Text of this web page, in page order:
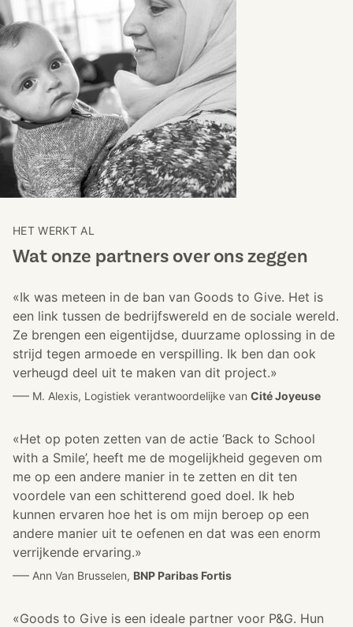
HET WERKT AL
Wat onze partners over ons zeggen
«Ik was meteen in de ban van Goods to Give. Het is
een link tussen de bedrijfswereld en de sociale wereld.
Ze brengen een eigentijdse, duurzame oplossing in de
strijd tegen armoede en verspilling. Ik ben dan ook
verheugd deel uit te maken van dit project.»
––– M. Alexis, Logistiek verantwoordelijke van Cité Joyeuse
«Het op poten zetten van de actie ‘Back to School
with a Smile’, heeft me de mogelijkheid gegeven om
me op een andere manier in te zetten en dit ten
voordele van een schitterend goed doel. Ik heb
kunnen ervaren hoe het is om mijn beroep op een
andere manier uit te oefenen en dat was een enorm
verrijkende ervaring.»
––– Ann Van Brusselen, BNP Paribas Fortis
«Goods to Give is een ideale partner voor P&G. Hun